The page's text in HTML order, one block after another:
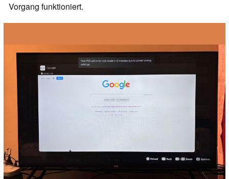
Vorgang funktioniert.